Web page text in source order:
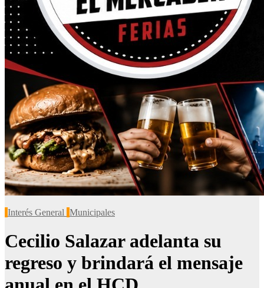
Interés General Municipales
Cecilio Salazar adelanta su
regreso y brindará el mensaje